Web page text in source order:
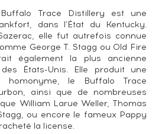
Trace Distillery est une
dans l'État du Kentucky.
elle fut autrefois connue
George T. Stagg ou Old Fire
également la plus ancienne
États-Unis. Elle produit une
homonyme, le Buffalo Trace
ainsi que de nombreuses
William Larue Weller, Thomas
ou encore le fameux Pappy
la license.